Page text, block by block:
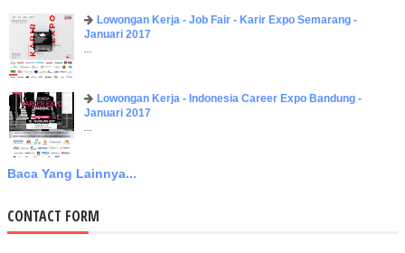
Lowongan Kerja - Job Fair - Karir Expo Semarang -
Januari 2017
...
Lowongan Kerja - Indonesia Career Expo Bandung -
Januari 2017
...
Baca Yang Lainnya...
CONTACT FORM